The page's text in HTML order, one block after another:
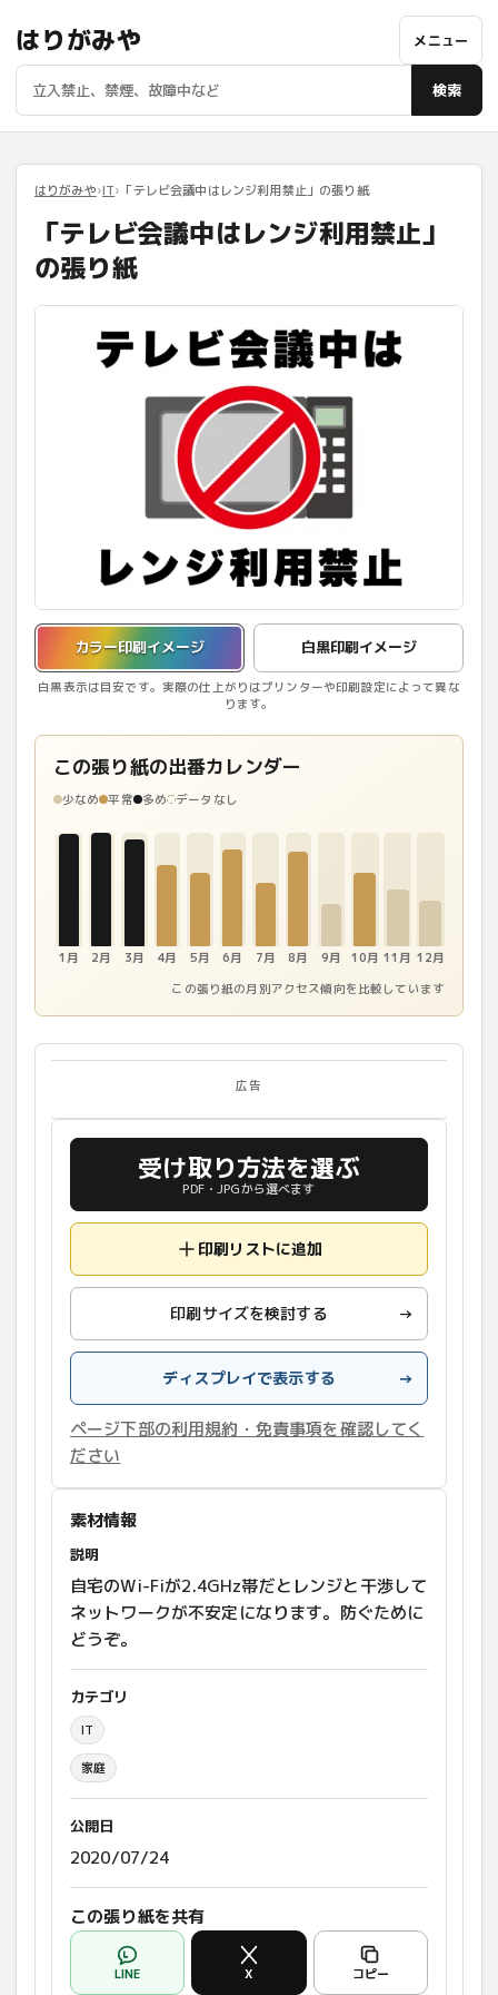
はりがみや
検索
メニュー
はりがみや IT 「テレビ会議中はレンジ利用禁止」の張り紙
「テレビ会議中はレンジ利用禁止」
の張り紙
カラー印刷イメージ 白黒印刷イメージ
白黒表示は目安です。実際の仕上がりはプリンターや印刷設定によって異な
ります。
カラー印刷イメージを表示しています。
この張り紙の出番カレンダー
少なめ 平常 多め データなし
1月 2月 3月 4月 5月 6月 7月 8月 9月 10月 11月 12月
この張り紙の月別アクセス傾向を比較しています
広告
受け取り方法を選ぶ
PDF・JPGから選べます
印刷リストに追加
印刷サイズを検討する →
ディスプレイで表示する →
ページ下部の利用規約・免責事項を確認してく
ださい
素材情報
説明
自宅のWi-Fiが2.4GHz帯だとレンジと干渉して
ネットワークが不安定になります。防ぐために
どうぞ。
カテゴリ
IT
家庭
公開日
2020/07/24
この張り紙を共有
LINE X コピー